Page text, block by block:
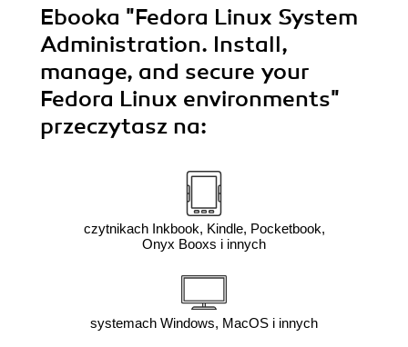
Ebooka "Fedora Linux System
Administration. Install,
manage, and secure your
Fedora Linux environments"
przeczytasz na:
czytnikach Inkbook, Kindle, Pocketbook,
Onyx Booxs i innych
systemach Windows, MacOS i innych